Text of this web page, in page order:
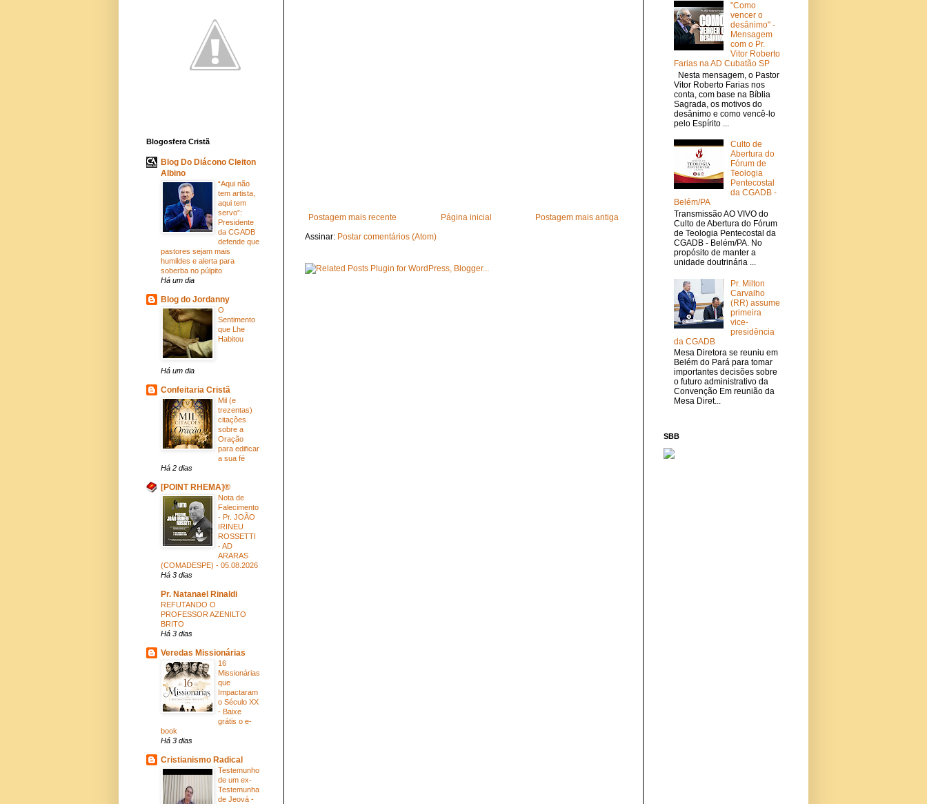
Postagem mais recente Postagem mais antiga
Página inicial
Assinar: Postar comentários (Atom)
Blogosfera Cristã
Blog Do Diácono Cleiton
Albino
“Aqui não
tem artista,
aqui tem
servo”:
Presidente
da CGADB
defende que
pastores sejam mais
humildes e alerta para
soberba no púlpito
Há um dia
Blog do Jordanny
O
Sentimento
que Lhe
Habitou
Há um dia
Confeitaria Cristã
Mil (e
trezentas)
citações
sobre a
Oração
para edificar
a sua fé
Há 2 dias
[POINT RHEMA]®
Nota de
Falecimento
- Pr. JOÃO
IRINEU
ROSSETTI
- AD
ARARAS
(COMADESPE) - 05.08.2026
Há 3 dias
Pr. Natanael Rinaldi
REFUTANDO O
PROFESSOR AZENILTO
BRITO
Há 3 dias
Veredas Missionárias
16
Missionárias
que
Impactaram
o Século XX
- Baixe
grátis o e-
book
Há 3 dias
Cristianismo Radical
Testemunho
de um ex-
Testemunha
de Jeová -
"Como
vencer o
desânimo" -
Mensagem
com o Pr.
Vitor Roberto
Farias na AD Cubatão SP
Nesta mensagem, o Pastor
Vitor Roberto Farias nos
conta, com base na Bíblia
Sagrada, os motivos do
desânimo e como vencê-lo
pelo Espírito ...
Culto de
Abertura do
Fórum de
Teologia
Pentecostal
da CGADB -
Belém/PA
Transmissão AO VIVO do
Culto de Abertura do Fórum
de Teologia Pentecostal da
CGADB - Belém/PA. No
propósito de manter a
unidade doutrinária ...
Pr. Milton
Carvalho
(RR) assume
primeira
vice-
presidência
da CGADB
Mesa Diretora se reuniu em
Belém do Pará para tomar
importantes decisões sobre
o futuro administrativo da
Convenção Em reunião da
Mesa Diret...
SBB